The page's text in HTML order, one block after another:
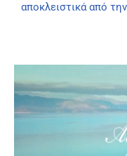
αποκλειστικά από